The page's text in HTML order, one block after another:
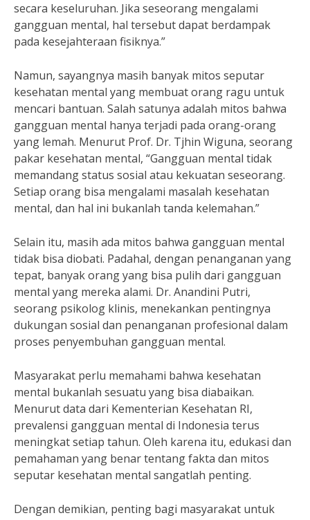
secara keseluruhan. Jika seseorang mengalami
gangguan mental, hal tersebut dapat berdampak
pada kesejahteraan fisiknya.”
Namun, sayangnya masih banyak mitos seputar
kesehatan mental yang membuat orang ragu untuk
mencari bantuan. Salah satunya adalah mitos bahwa
gangguan mental hanya terjadi pada orang-orang
yang lemah. Menurut Prof. Dr. Tjhin Wiguna, seorang
pakar kesehatan mental, “Gangguan mental tidak
memandang status sosial atau kekuatan seseorang.
Setiap orang bisa mengalami masalah kesehatan
mental, dan hal ini bukanlah tanda kelemahan.”
Selain itu, masih ada mitos bahwa gangguan mental
tidak bisa diobati. Padahal, dengan penanganan yang
tepat, banyak orang yang bisa pulih dari gangguan
mental yang mereka alami. Dr. Anandini Putri,
seorang psikolog klinis, menekankan pentingnya
dukungan sosial dan penanganan profesional dalam
proses penyembuhan gangguan mental.
Masyarakat perlu memahami bahwa kesehatan
mental bukanlah sesuatu yang bisa diabaikan.
Menurut data dari Kementerian Kesehatan RI,
prevalensi gangguan mental di Indonesia terus
meningkat setiap tahun. Oleh karena itu, edukasi dan
pemahaman yang benar tentang fakta dan mitos
seputar kesehatan mental sangatlah penting.
Dengan demikian, penting bagi masyarakat untuk